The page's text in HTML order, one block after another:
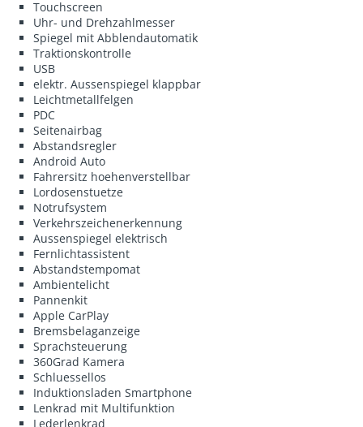
Touchscreen
Uhr- und Drehzahlmesser
Spiegel mit Abblendautomatik
Traktionskontrolle
USB
elektr. Aussenspiegel klappbar
Leichtmetallfelgen
PDC
Seitenairbag
Abstandsregler
Android Auto
Fahrersitz hoehenverstellbar
Lordosenstuetze
Notrufsystem
Verkehrszeichenerkennung
Aussenspiegel elektrisch
Fernlichtassistent
Abstandstempomat
Ambientelicht
Pannenkit
Apple CarPlay
Bremsbelaganzeige
Sprachsteuerung
360Grad Kamera
Schluessellos
Induktionsladen Smartphone
Lenkrad mit Multifunktion
Lederlenkrad